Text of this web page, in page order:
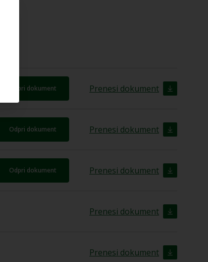
Odpri dokument Prenesi dokument
Odpri dokument Prenesi dokument
Odpri dokument Prenesi dokument
Prenesi dokument
Prenesi dokument